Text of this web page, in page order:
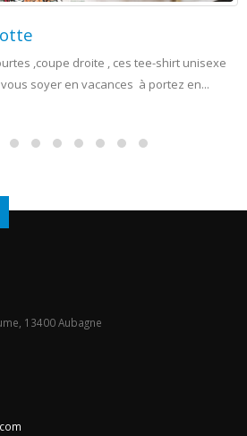
en...
Mister
le candidat élu Mister
ans Mister... lire la suite
13400 Aubagne